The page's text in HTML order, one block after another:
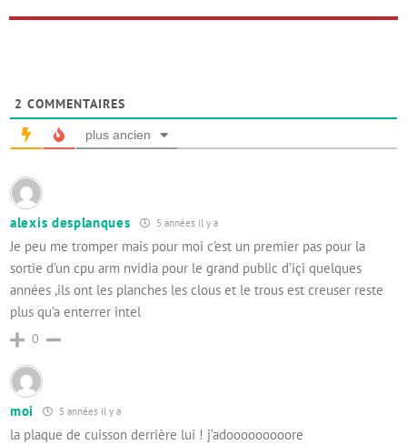
2 COMMENTAIRES
plus ancien
alexis desplanques 5 années il y a
Je peu me tromper mais pour moi c’est un premier pas pour la
sortie d’un cpu arm nvidia pour le grand public d’içi quelques
années ,ils ont les planches les clous et le trous est creuser reste
plus qu’a enterrer intel
0
moi 5 années il y a
la plaque de cuisson derrière lui ! j’adooooooooore